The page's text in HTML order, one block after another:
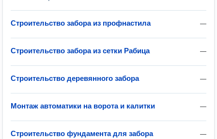
—
Строительство забора из профнастила
—
Строительство забора из сетки Рабица
—
Строительство деревянного забора
—
Монтаж автоматики на ворота и калитки
—
Строительство фундамента для забора